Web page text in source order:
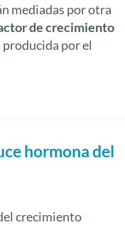
mediadas por otra
de crecimiento
producida por el
hormona del
crecimiento